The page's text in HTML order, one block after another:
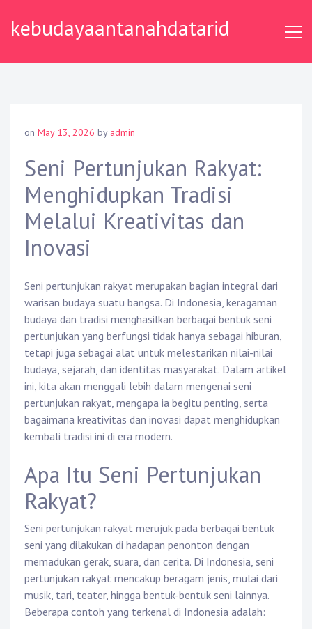
kebudayaantanahdatarid
on May 13, 2026 by admin
Seni Pertunjukan Rakyat:
Menghidupkan Tradisi
Melalui Kreativitas dan
Inovasi
Seni pertunjukan rakyat merupakan bagian integral dari
warisan budaya suatu bangsa. Di Indonesia, keragaman
budaya dan tradisi menghasilkan berbagai bentuk seni
pertunjukan yang berfungsi tidak hanya sebagai hiburan,
tetapi juga sebagai alat untuk melestarikan nilai-nilai
budaya, sejarah, dan identitas masyarakat. Dalam artikel
ini, kita akan menggali lebih dalam mengenai seni
pertunjukan rakyat, mengapa ia begitu penting, serta
bagaimana kreativitas dan inovasi dapat menghidupkan
kembali tradisi ini di era modern.
Apa Itu Seni Pertunjukan
Rakyat?
Seni pertunjukan rakyat merujuk pada berbagai bentuk
seni yang dilakukan di hadapan penonton dengan
memadukan gerak, suara, dan cerita. Di Indonesia, seni
pertunjukan rakyat mencakup beragam jenis, mulai dari
musik, tari, teater, hingga bentuk-bentuk seni lainnya.
Beberapa contoh yang terkenal di Indonesia adalah: